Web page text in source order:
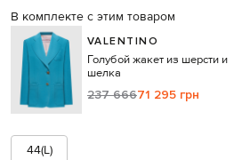
В комплекте с этим товаром
VALENTINO
Голубой жакет из шерсти и
шелка
237 66671 295 грн
44(L)